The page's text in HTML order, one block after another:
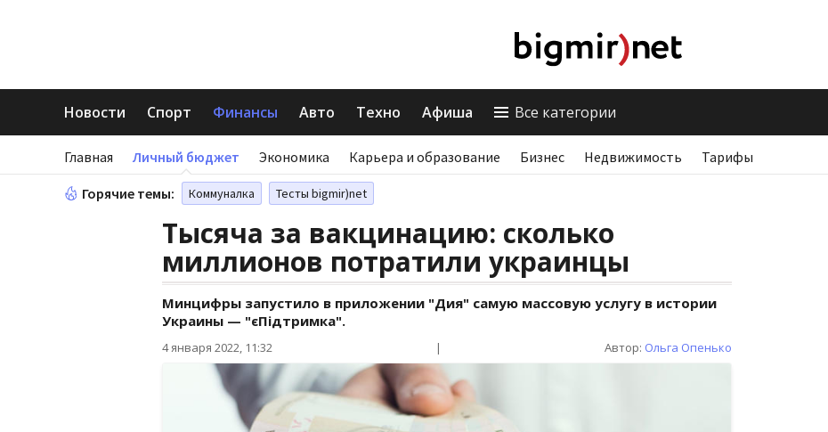
Новости Спорт Финансы Авто Техно Афиша Все категории
Главная Личный бюджет Экономика Карьера и образование Бизнес Недвижимость Тарифы
Горячие темы: Коммуналка Тесты bigmir)net
Тысяча за вакцинацию: сколько
миллионов потратили украинцы
Минцифры запустило в приложении "Дия" самую массовую услугу в истории
Украины — "єПідтримка".
4 января 2022, 11:32 | Автор: Ольга Опенько